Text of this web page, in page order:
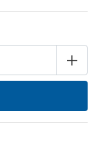
+